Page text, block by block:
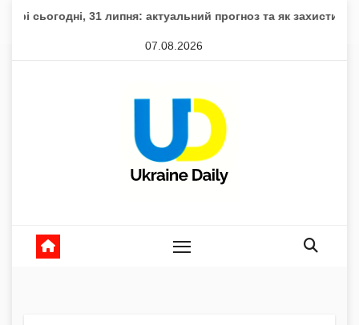
31 липня: актуальний прогноз та як захистити здоров’я
07.08.2026